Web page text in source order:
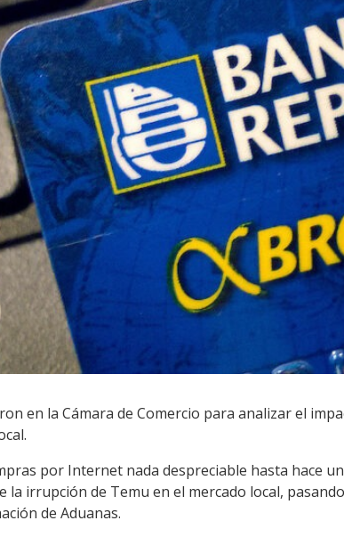
en la Cámara de Comercio para analizar el
por Internet nada despreciable hasta hace
irrupción de Temu en el mercado local,
de Aduanas.